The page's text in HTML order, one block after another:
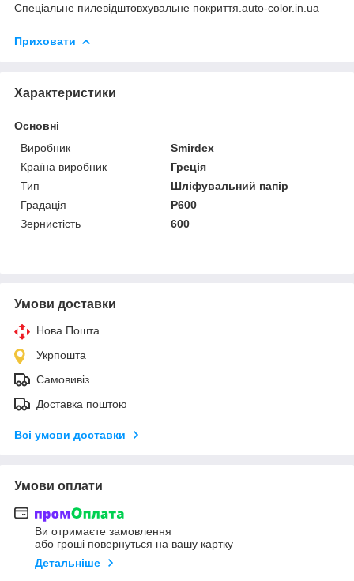
Спеціальне пилевідштовхувальне покриття.auto-color.in.ua
Приховати
Характеристики
Основні
Виробник
Smirdex
Країна виробник
Греція
Тип
Шліфувальний папір
Градація
P600
Зернистість
600
Умови доставки
Нова Пошта
Укрпошта
Самовивіз
Доставка поштою
Всі умови доставки
Умови оплати
Ви отримаєте замовлення
або гроші повернуться на вашу картку
Детальніше